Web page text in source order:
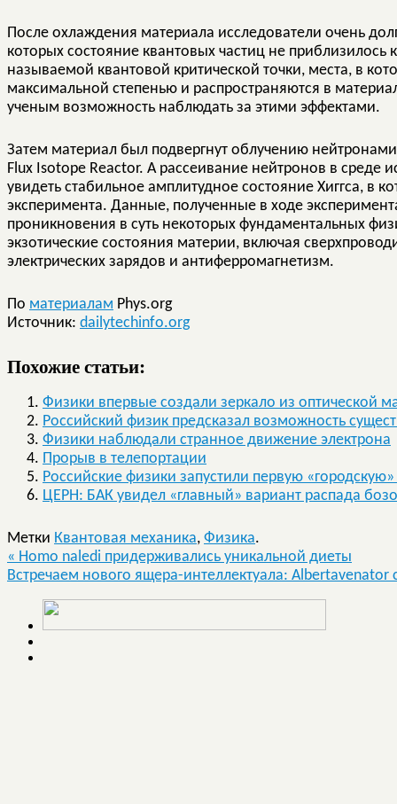
После охлаждения материала исследователи очень
которых состояние квантовых частиц не
называемой квантовой критической точки, места, в
максимальной степенью и распространяются в
ученым возможность наблюдать за этими эффектами.
Затем материал был подвергнут облучению
Flux Isotope Reactor. А рассеивание нейтронов в среде
увидеть стабильное амплитудное состояние Хиггса, в
эксперимента. Данные, полученные в ходе
проникновения в суть некоторых фундаментальных
экзотические состояния материи, включая
электрических зарядов и антиферромагнетизм.
По материалам Phys.org
Источник: dailytechinfo.org
Похожие статьи:
Физики впервые создали зеркало из оптической
Российский физик предсказал возможность
Физики наблюдали странное движение электрона
Прорыв в телепортации
Российские физики запустили первую
ЦЕРН: БАК увидел «главный» вариант распада
Метки Квантовая механика, Физика.
« Homo naledi придерживались уникальной диеты
Встречаем нового ящера-интеллектуала: Albertavenator